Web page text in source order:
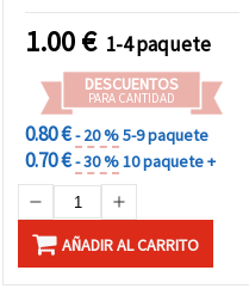
uds) – Abalorios
decorativos vintage para
bisutería y manualidades
de aspecto natural
1.00€ 1-4 paquete
DESCUENTOS
PARA CANTIDAD
0.80 €- 20 %5-9 paquete
0.70 €- 30 %10 paquete +
AÑADIR AL CARRITO